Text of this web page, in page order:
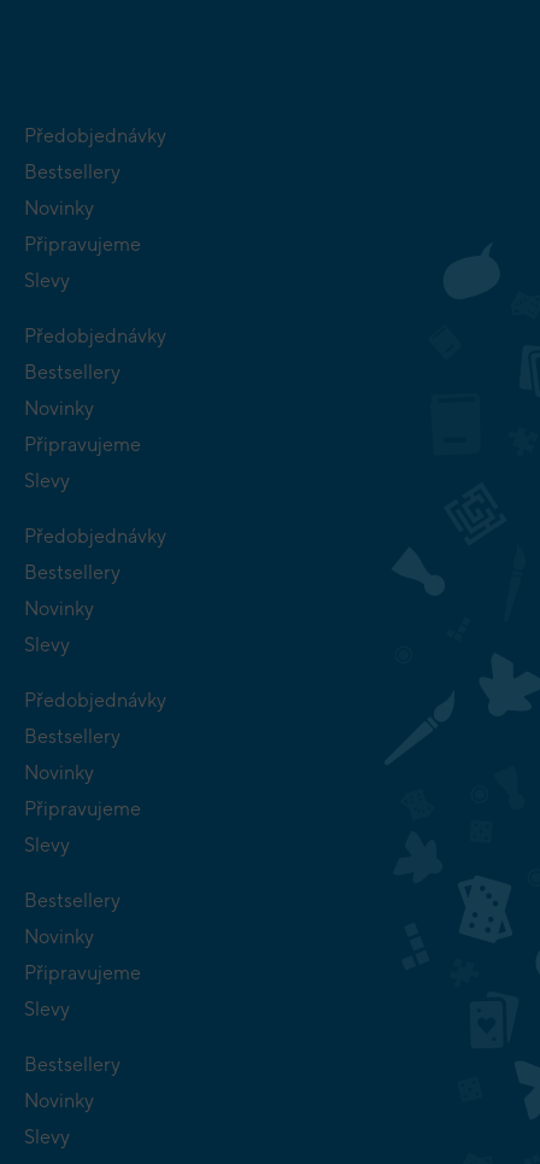
Předobjednávky
Bestsellery
Novinky
Připravujeme
Slevy
Předobjednávky
Bestsellery
Novinky
Připravujeme
Slevy
Předobjednávky
Bestsellery
Novinky
Slevy
Předobjednávky
Bestsellery
Novinky
Připravujeme
Slevy
Bestsellery
Novinky
Připravujeme
Slevy
Bestsellery
Novinky
Slevy